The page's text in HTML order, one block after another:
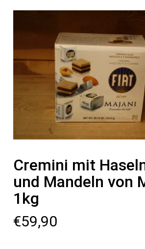
Cremini mit
und Mandeln von
1kg
€59,90